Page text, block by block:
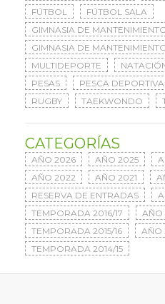
FÚTBOL
FÚTBOL SALA
GIMNASIA DE
GIMNASIA DE
MULTIDEPORTE
PESAS
PESCA DEPORTIVA
RUGBY
TAEKWONDO
CATEGORÍAS
AÑO 2026 AÑO 2025
AÑO 2022
AÑO 2021
RESERVA DE ENTRADAS
TEMPORADA 2016/17
AÑO
TEMPORADA 2015/16
AÑO
TEMPORADA 2014/15